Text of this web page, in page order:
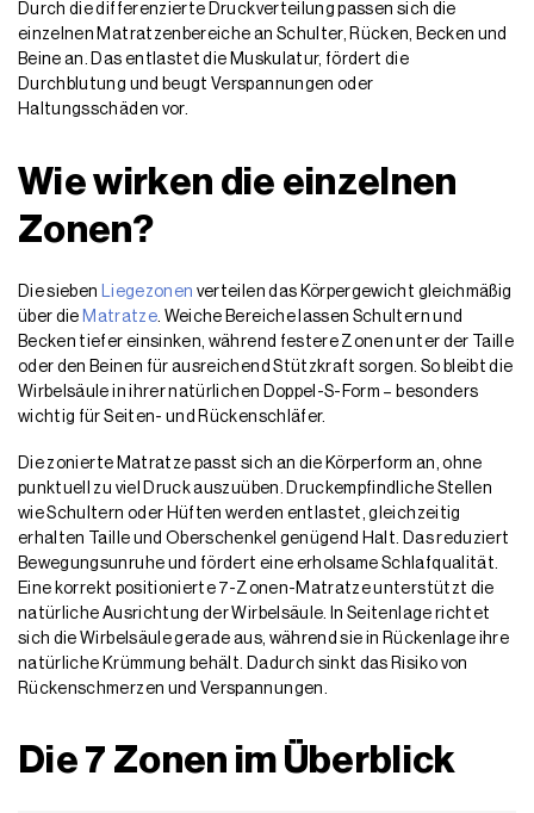
Durch die differenzierte Druckverteilung passen sich die
einzelnen Matratzenbereiche an Schulter, Rücken, Becken und
Beine an. Das entlastet die Muskulatur, fördert die
Durchblutung und beugt Verspannungen oder
Haltungsschäden vor.
Wie wirken die einzelnen
Zonen?
Die sieben Liegezonen verteilen das Körpergewicht gleichmäßig
über die Matratze. Weiche Bereiche lassen Schultern und
Becken tiefer einsinken, während festere Zonen unter der Taille
oder den Beinen für ausreichend Stützkraft sorgen. So bleibt die
Wirbelsäule in ihrer natürlichen Doppel-S-Form – besonders
wichtig für Seiten- und Rückenschläfer.
Die zonierte Matratze passt sich an die Körperform an, ohne
punktuell zu viel Druck auszuüben. Druckempfindliche Stellen
wie Schultern oder Hüften werden entlastet, gleichzeitig
erhalten Taille und Oberschenkel genügend Halt. Das reduziert
Bewegungsunruhe und fördert eine erholsame Schlafqualität.
Eine korrekt positionierte 7-Zonen-Matratze unterstützt die
natürliche Ausrichtung der Wirbelsäule. In Seitenlage richtet
sich die Wirbelsäule gerade aus, während sie in Rückenlage ihre
natürliche Krümmung behält. Dadurch sinkt das Risiko von
Rückenschmerzen und Verspannungen.
Die 7 Zonen im Überblick